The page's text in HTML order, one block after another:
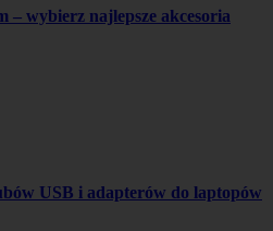
– wybierz najlepsze akcesoria
USB i adapterów do laptopów